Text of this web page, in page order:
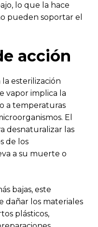
lo que la hace
pueden soportar el
acción
la esterilización
vapor implica la
a temperaturas
El
desnaturalizar las
de los
a su muerte o
bajas, este
dañar los materiales
plásticos,